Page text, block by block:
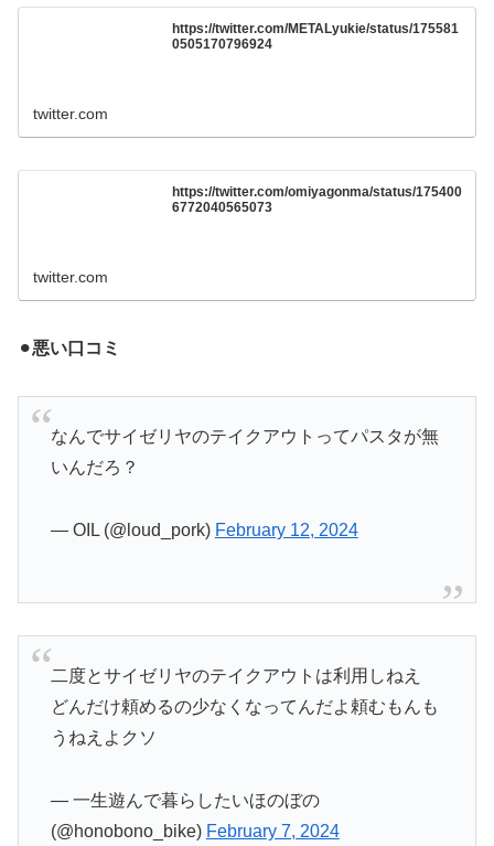
https://twitter.com/METALyukie/status/175581
0505170796924
twitter.com
https://twitter.com/omiyagonma/status/175400
6772040565073
twitter.com
⚫︎悪い口コミ
なんでサイゼリヤのテイクアウトってパスタが無
いんだろ？
— OIL (@loud_pork) February 12, 2024
二度とサイゼリヤのテイクアウトは利用しねえ
どんだけ頼めるの少なくなってんだよ頼むもんも
うねえよクソ
— 一生遊んで暮らしたいほのぼの
(@honobono_bike) February 7, 2024